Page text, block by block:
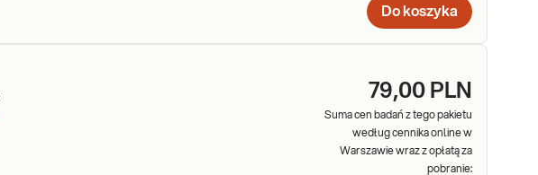
Do koszyka
79,00 PLN
Suma cen badań z tego pakietu
według cennika online w
Warszawie wraz z opłatą za
pobranie: